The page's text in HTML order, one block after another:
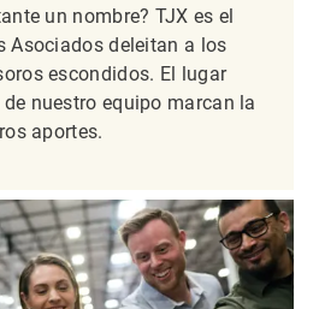
un nombre? TJX es el
Asociados deleitan a los
escondidos. El lugar
nuestro equipo marcan la
aportes.